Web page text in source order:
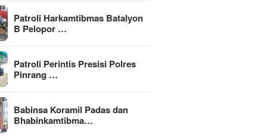
Patroli Harkamtibmas Batalyon
B Pelopor …
Patroli Perintis Presisi Polres
Pinrang …
Babinsa Koramil Padas dan
Bhabinkamtibma…